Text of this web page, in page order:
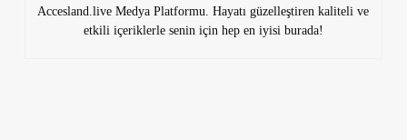
Accesland.live Medya Platformu. Hayatı güzelleştiren kaliteli ve
etkili içeriklerle senin için hep en iyisi burada!